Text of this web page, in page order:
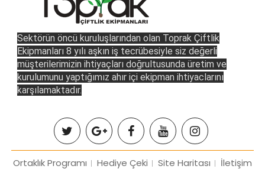
Sektörün öncü kuruluşlarından olan Toprak Çiftlik
Ekipmanları 8 yılı aşkın iş tecrübesiyle siz değerli
müşterilerimizin ihtiyaçları doğrultusunda üretim ve
kurulumunu yaptığımız ahır içi ekipman ihtiyaclarını
karşılamaktadır.
Ortaklık Programı Hediye Çeki Site Haritası İletişim